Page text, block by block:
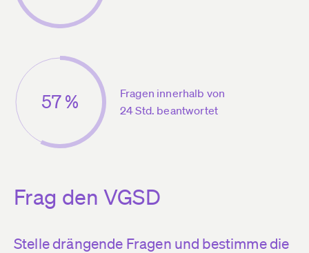
57 %
Fragen innerhalb von
24 Std. beantwortet
Frag den VGSD
Stelle drängende Fragen und bestimme die